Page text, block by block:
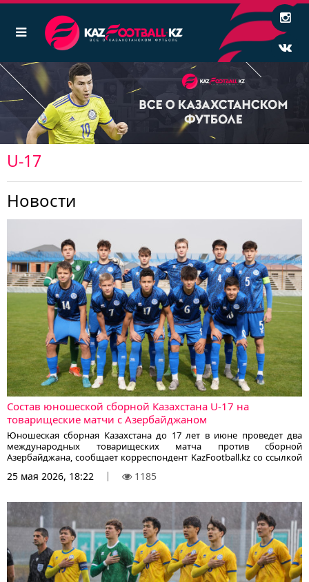
U-17
Новости
Состав юношеской сборной Казахстана U-17 на
товарищеские матчи с Азербайджаном
Юношеская сборная Казахстана до 17 лет в июне проведет два
международных товарищеских матча против сборной
Азербайджана, сообщает корреспондент KazFootball.kz со ссылкой
25 мая 2026, 18:22 1185